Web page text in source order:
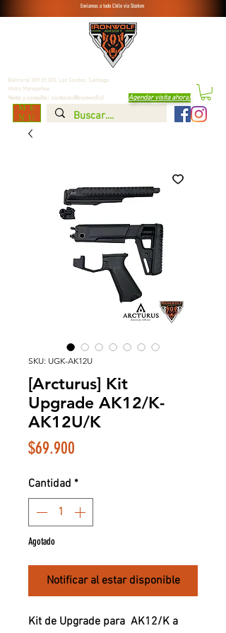
Venta y consulta: contacto@ironwolf.cl
ME
NU
Enviamos a todo Chile vía Starken
Agendar visita ahora!
Balmoral 309 Of.303, Las Condes, Santiago
Metro Manquehue
SKU: UGK-AK12U
[Arcturus] Kit
Upgrade AK12/K-
AK12U/K
$69.900
Cantidad *
Agotado
Notificar al estar disponible
Kit de Upgrade para AK12/K a